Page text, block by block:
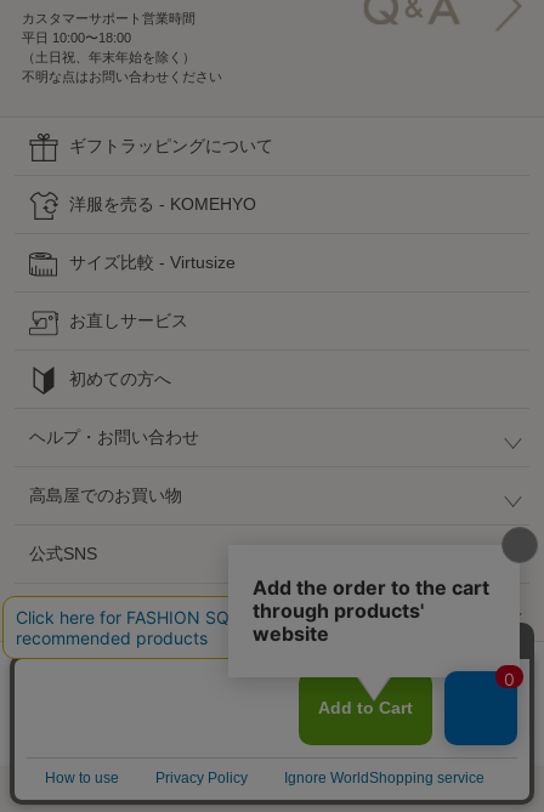
カスタマーサポート営業時間
平日 10:00〜18:00
（土日祝、年末年始を除く）
不明な点はお問い合わせください
ギフトラッピングについて
洋服を売る - KOMEHYO
サイズ比較 - Virtusize
お直しサービス
初めての方へ
ヘルプ・お問い合わせ
高島屋でのお買い物
公式SNS
企業情報 / 規約 / 採用情報
@SELECT SQUARE. All Rights Reserved.